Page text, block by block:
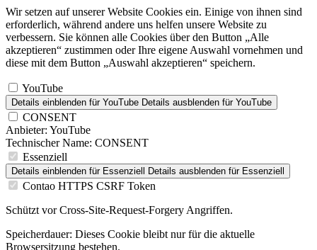
Wir setzen auf unserer Website Cookies ein. Einige von ihnen sind
erforderlich, während andere uns helfen unsere Website zu
verbessern. Sie können alle Cookies über den Button „Alle
akzeptieren“ zustimmen oder Ihre eigene Auswahl vornehmen und
diese mit dem Button „Auswahl akzeptieren“ speichern.
YouTube
Details einblenden für YouTube Details ausblenden für YouTube
CONSENT
Anbieter: YouTube
Technischer Name: CONSENT
Essenziell
Details einblenden für Essenziell Details ausblenden für Essenziell
Contao HTTPS CSRF Token
Schützt vor Cross-Site-Request-Forgery Angriffen.
Speicherdauer: Dieses Cookie bleibt nur für die aktuelle
Browsersitzung bestehen.